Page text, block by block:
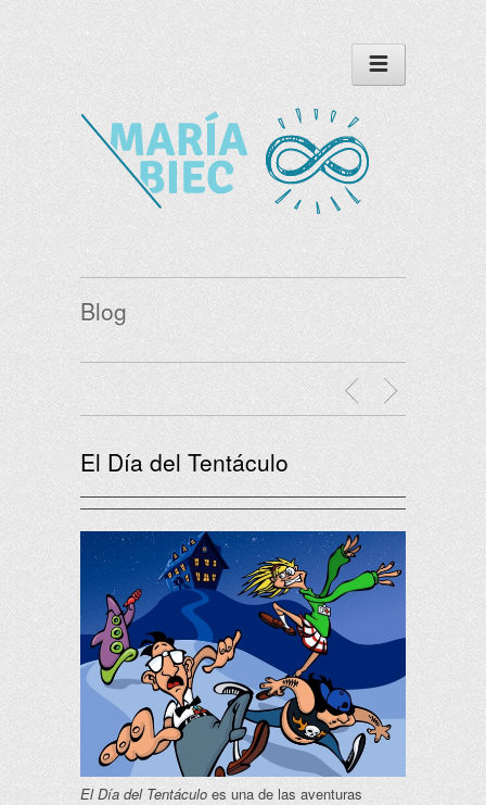
Blog
El Día del Tentáculo
El Día del Tentáculo es una de las aventuras